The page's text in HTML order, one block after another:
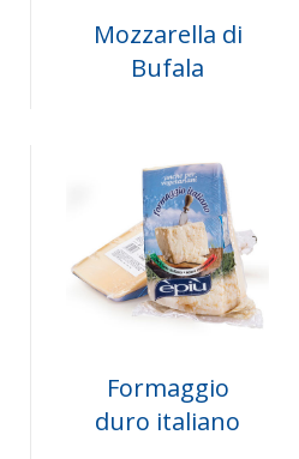
Mozzarella di
Bufala
Formaggio
duro italiano